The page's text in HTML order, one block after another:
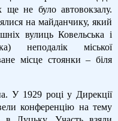
ще не було автовокзалу.
на майданчику, який
вулиць Ковельська і
неподалік міської
місце стоянки – біля
У 1929 році у Дирекції
конференцію на тему